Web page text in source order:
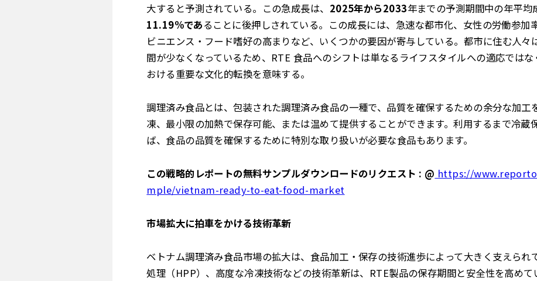
大すると予測されている。この急成長は、 2025年から2033年までの予測期間中の年平均
11.19%であることに後押しされている。この成長には、急速な都市化、女性の労働参加
ビニエンス・フード嗜好の高まりなど、いくつかの要因が寄与している。都市に住む人々
間が少なくなっているため、RTE 食品へのシフトは単なるライフスタイルへの適応では
おける重要な文化的転換を意味する。
調理済み食品とは、包装された調理済み食品の一種で、品質を確保するための余分な加工
凍、最小限の加熱で保存可能、または温めて提供することができます。利用するまで冷蔵
ば、食品の品質を確保するために特別な取り扱いが必要な食品もあります。
この戦略的レポートの無料サンプルダウンロードのリクエスト : @ https://
mple/vietnam-ready-to-eat-food-market
市場拡大に拍車をかける技術革新
ベトナム調理済み食品市場の拡大は、食品加工・保存の技術進歩によって大きく支えられ
処理（HPP）、高度な冷凍技術などの技術革新は、RTE製品の保存期間と安全性を高めて